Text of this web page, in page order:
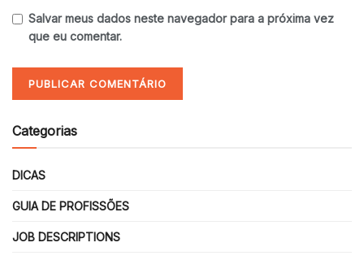
Salvar meus dados neste navegador para a próxima vez
que eu comentar.
Categorias
DICAS
GUIA DE PROFISSÕES
JOB DESCRIPTIONS